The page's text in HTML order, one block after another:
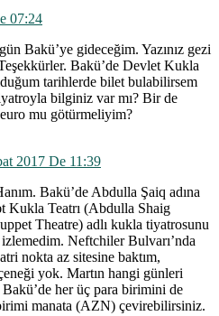
07:24
Bakü’ye gideceğim. Yazınız gezi
Bakü’de Devlet Kukla
tarihlerde bilet bulabilirsem
bilginiz var mı? Bir de
mu götürmeliyim?
2017 De 11:39
Bakü’de Abdulla Şaiq adına
Kukla Teatrı (Abdulla Shaig
Theatre) adlı kukla tiyatrosunu
Neftchiler Bulvarı’nda
nokta az sitesine baktım,
yok. Martın hangi günleri
Bakü’de her üç para birimini de
manata (AZN) çevirebilirsiniz.